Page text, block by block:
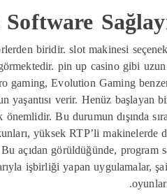
biridir. slot makinesi
pin up casino gibi
gaming, Evolution Gaming
verir. Henüz başlayan
Bu durumun dışında
yüksek RTP’li makinelerde
açıdan görüldüğünde, program
işbirliği yapan uygulamalar,